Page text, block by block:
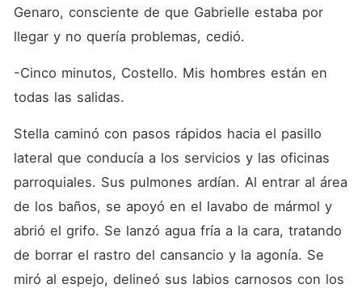
Genaro, consciente de que Gabrielle estaba por
llegar y no quería problemas, cedió.
-Cinco minutos, Costello. Mis hombres están en
todas las salidas.
Stella caminó con pasos rápidos hacia el pasillo
lateral que conducía a los servicios y las oficinas
parroquiales. Sus pulmones ardían. Al entrar al área
de los baños, se apoyó en el lavabo de mármol y
abrió el grifo. Se lanzó agua fría a la cara, tratando
de borrar el rastro del cansancio y la agonía. Se
miró al espejo, delineó sus labios carnosos con los